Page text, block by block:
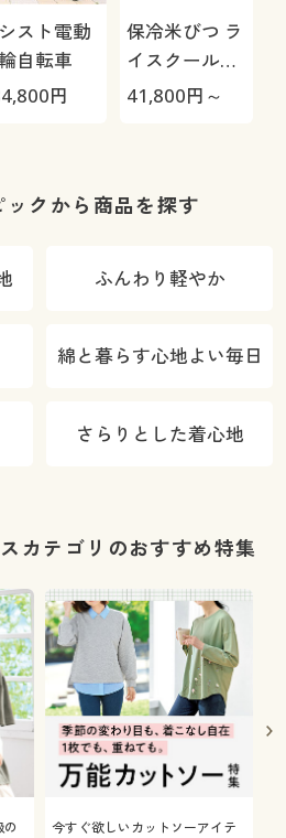
スト電動
自転車
円
保冷米びつ ラ
イスクール
HRC-
41,800円～
クから商品を探す
ふんわり軽やか
綿と暮らす心地よい毎日
さらりとした着心地
カテゴリのおすすめ特集
今すぐ欲しいカットソーアイテ